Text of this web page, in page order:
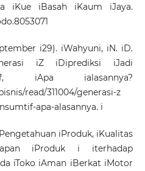
iKue iBasah iKaum iJaya.
i29). iWahyuni, iN. iD.
iZ iDiprediksi iJadi
iApa ialasannya?
read/311004/generasi-z
apa-alasannya. i
iProduk, iKualitas
iProduk i iterhadap
iToko iAman iBerkat iMotor